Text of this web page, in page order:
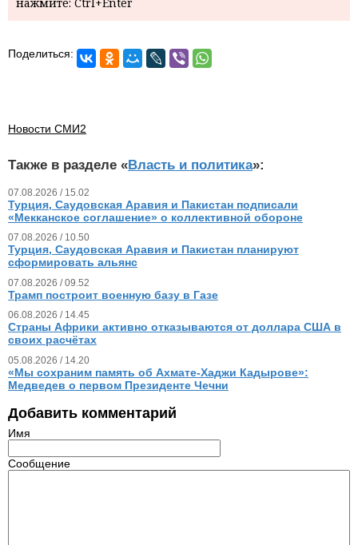
Поделиться:
Новости СМИ2
Также в разделе «Власть и политика»:
07.08.2026 / 15.02
Турция, Саудовская Аравия и Пакистан подписали
«Мекканское соглашение» о коллективной обороне
07.08.2026 / 10.50
Турция, Саудовская Аравия и Пакистан планируют
сформировать альянс
07.08.2026 / 09.52
Трамп построит военную базу в Газе
06.08.2026 / 14.45
Страны Африки активно отказываются от доллара США в
своих расчётах
05.08.2026 / 14.20
«Мы сохраним память об Ахмате-Хаджи Кадырове»:
Медведев о первом Президенте Чечни
Добавить комментарий
Имя
Сообщение